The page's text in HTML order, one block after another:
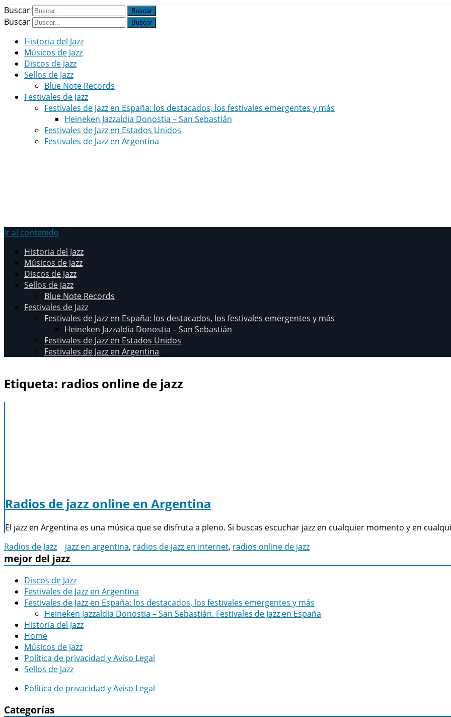
Buscar
Buscar
Historia del Jazz
Músicos de Jazz
Discos de Jazz
Sellos de Jazz
Blue Note Records
Festivales de Jazz
Festivales de Jazz en España: los destacados, los festivales emergentes y más
Heineken Jazzaldia Donostia – San Sebastián
Festivales de Jazz en Estados Unidos
Festivales de Jazz en Argentina
Ir al contenido
Historia del Jazz
Músicos de Jazz
Discos de Jazz
Sellos de Jazz
Blue Note Records
Festivales de Jazz
Festivales de Jazz en España: los destacados, los festivales emergentes y más
Heineken Jazzaldia Donostia – San Sebastián
Festivales de Jazz en Estados Unidos
Festivales de Jazz en Argentina
Etiqueta: radios online de jazz
Radios de jazz online en Argentina
El jazz en Argentina es una música que se disfruta a pleno. Si buscas escuchar jazz en cualquier momento y en
Radios de Jazz
jazz en argentina, radios de jazz en internet, radios online de jazz
mejor del jazz
Discos de Jazz
Festivales de Jazz en Argentina
Festivales de Jazz en España: los destacados, los festivales emergentes y más
Heineken Jazzaldia Donostia – San Sebastián. Festivales de Jazz en España
Historia del Jazz
Home
Músicos de Jazz
Política de privacidad y Aviso Legal
Sellos de Jazz
Política de privacidad y Aviso Legal
Categorías